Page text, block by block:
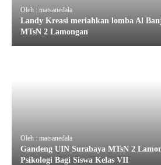
Oleh : matsanedala
Landy Kreasi meriahkan lomba Al
MTsN 2 Lamongan
Oleh : matsanedala
Gandeng UIN Surabaya MTsN 2
Psikologi Bagi Siswa Kelas VII